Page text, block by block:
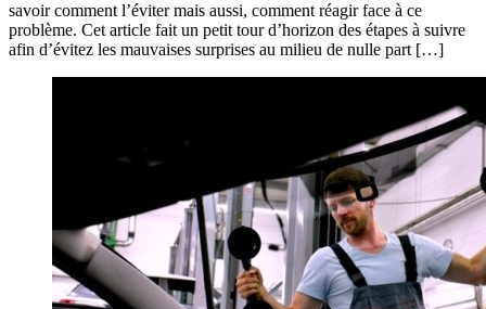
savoir comment l’éviter mais aussi, comment réagir face à ce
problème. Cet article fait un petit tour d’horizon des étapes à suivre
afin d’évitez les mauvaises surprises au milieu de nulle part […]